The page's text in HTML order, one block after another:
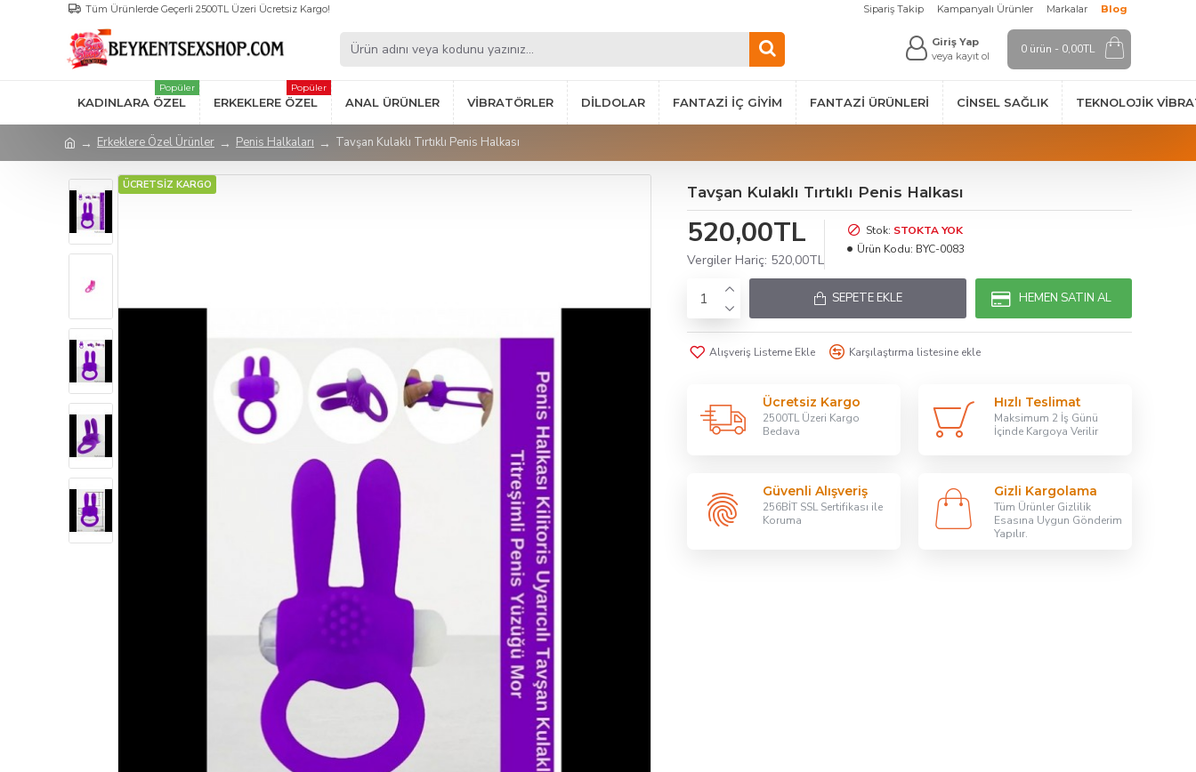
Tüm Ürünlerde Geçerli 2500TL Üzeri Ücretsiz Kargo! Sipariş Takip Kampanyalı Ürünler Markalar Blog
Giriş Yap
veya kayıt ol
0 ürün - 0,00TL
KADINLARA ÖZEL
Popüler
ERKEKLERE ÖZEL
Popüler
ANAL ÜRÜNLER VIBRATÖRLER DILDOLAR FANTAZI İÇ GIYIM FANTAZI ÜRÜNLERI CINSEL SAĞLIK TEKNOLOJIK
Erkeklere Özel Ürünler Penis Halkaları Tavşan Kulaklı Tırtıklı Penis Halkası
ÜCRETSİZ KARGO Tavşan Kulaklı Tırtıklı Penis Halkası
520,00TL
Vergiler Hariç: 520,00TL
Stok: STOKTA YOK
Ürün Kodu: BYC-0083
SEPETE EKLE HEMEN SATIN AL
Alışveriş Listeme Ekle Karşılaştırma listesine ekle
Ücretsiz Kargo
2500TL Üzeri Kargo
Bedava
Hızlı Teslimat
Maksimum 2 İş Günü
İçinde Kargoya Verilir
Güvenli Alışveriş
256BİT SSL Sertifikası ile
Koruma
Gizli Kargolama
Tüm Ürünler Gizlilik
Esasına Uygun Gönderim
Yapılır.